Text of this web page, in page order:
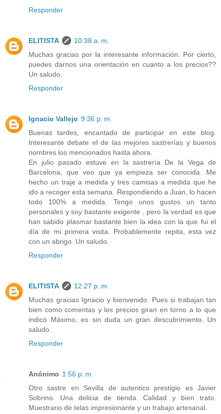
Responder
ELITISTA
10:38 a. m.
Muchas gracias por la interesante información. Por cierto,
puedes darnos una orientación en cuanto a los precios??
Un saludo.
Responder
Ignacio Vallejo 9:36 p. m.
Buenas tardes, encantado de participar en este blog.
Interesante debate el de las mejores sastrerías y buenos
nombres los mencionados hasta ahora.
En julio pasado estuve en la sastrería De la Vega de
Barcelona, que veo que ya empieza ser conocida. Me
hecho un traje a medida y tres camisas a medida que he
ido a recoger esta semana. Respondiendo a Juan, lo hacen
todo 100% a medida. Tengo unos gustos un tanto
personales y soy bastante exigente , pero la verdad es que
han sabido plasmar bastante bien la idea con la que fui el
día de mi primera visita. Probablemente repita, esta vez
con un abrigo. Un saludo.
Responder
ELITISTA
12:27 p. m.
Muchas gracias Ignacio y bienvenido. Pues si trabajan tan
bien como comentas y los precios giran en torno a lo que
indicó Máximo, es sin duda un gran descubrimiento. Un
saludo.
Responder
Anónimo 1:56 p. m.
Otro sastre en Sevilla de autentico prestigio es Javier
Sobrino. Una delicia de tienda. Calidad y bien trato.
Muestrario de telas impresionante y un trabajo artesanal.